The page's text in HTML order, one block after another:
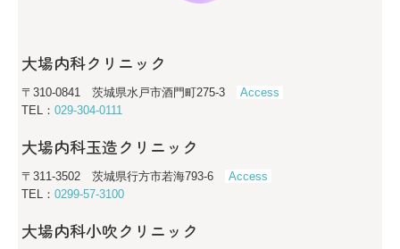
大場内科クリニック
〒310-0841 茨城県水戸市酒門町275-3
Access
TEL：029-304-0111
大場内科玉造クリニック
〒311-3502 茨城県行方市若海793-6
Access
TEL：0299-57-3100
大場内科小吹クリニック